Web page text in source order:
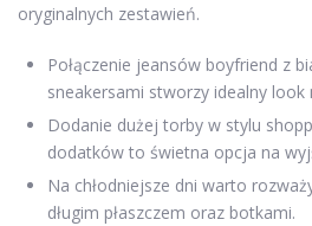
oryginalnych zestawień.
Połączenie jeansów boyfriend z
sneakersami stworzy idealny look
Dodanie dużej torby w stylu
dodatków to świetna opcja na
Na chłodniejsze dni warto
długim płaszczem oraz botkami.